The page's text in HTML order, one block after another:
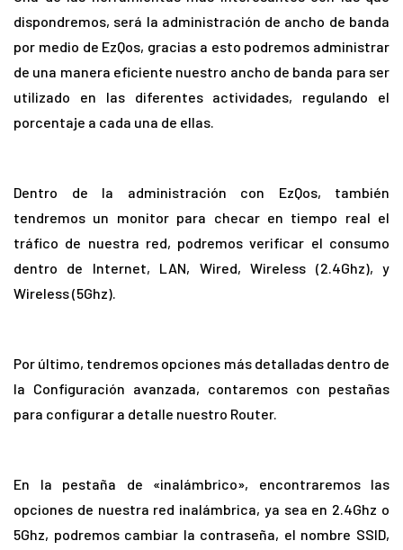
dispondremos, será la administración de ancho de banda
por medio de EzQos, gracias a esto podremos administrar
de una manera eficiente nuestro ancho de banda para ser
utilizado en las diferentes actividades, regulando el
porcentaje a cada una de ellas.
Dentro de la administración con EzQos, también
tendremos un monitor para checar en tiempo real el
tráfico de nuestra red, podremos verificar el consumo
dentro de Internet, LAN, Wired, Wireless (2.4Ghz), y
Wireless (5Ghz).
Por último, tendremos opciones más detalladas dentro de
la Configuración avanzada, contaremos con pestañas
para configurar a detalle nuestro Router.
En la pestaña de «inalámbrico», encontraremos las
opciones de nuestra red inalámbrica, ya sea en 2.4Ghz o
5Ghz, podremos cambiar la contraseña, el nombre SSID,